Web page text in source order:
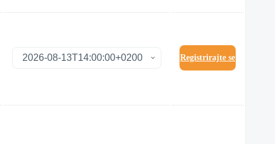
Registrirajte se